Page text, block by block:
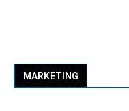
MARKETING